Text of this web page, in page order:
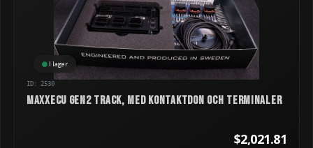
I lager
ID: 2530
MaxxECU GEN2 TRACK, med kontaktdon och terminaler
$2,021.81